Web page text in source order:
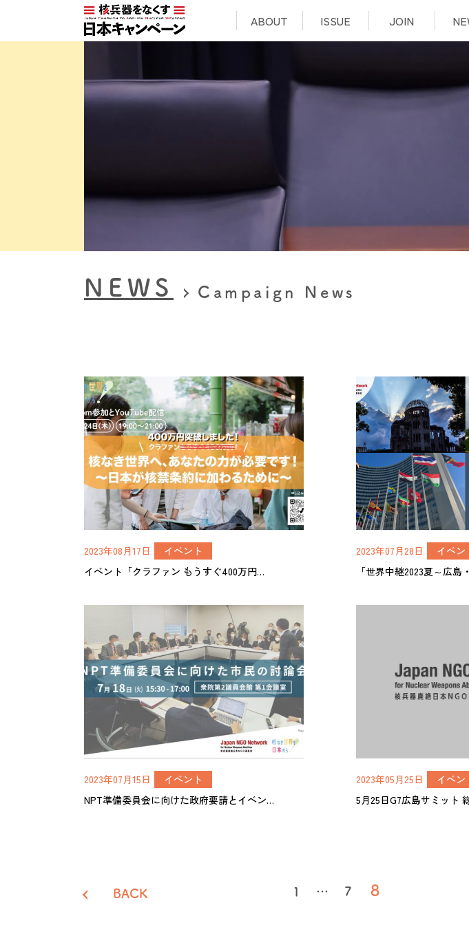
ABOUT ISSUE JOIN
NEWS Campaign News
2023年08月17日
イベント
イベント「クラファン もうすぐ400万円…
2023年07月28日
イベン
「世界中継2023夏～広
2023年07月15日
イベント
NPT準備委員会に向けた政府要請とイベン…
2023年05月25日
イベン
5月25日G7広島サミット
投
BACK 1 … 7 8